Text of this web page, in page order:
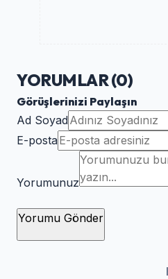
YORUMLAR (0)
Görüşlerinizi Paylaşın
Ad Soyad
E-posta
Yorumunuz
Yorumu Gönder